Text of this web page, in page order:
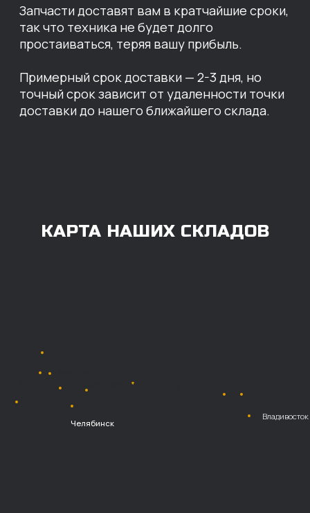
Перевод
ОПЛАТА
Нашими клиентами могут быть все — как
постоплата (отсрочка
платежа).